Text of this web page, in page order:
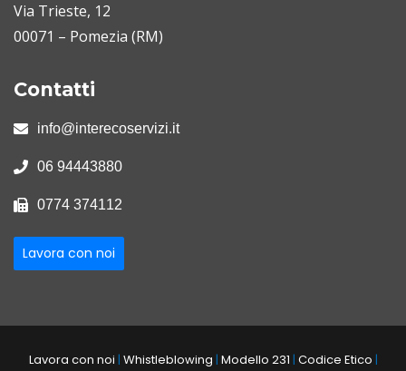
Via Trieste, 12
00071 – Pomezia (RM)
Contatti
info@interecoservizi.it
06 94443880
0774 374112
Lavora con noi
Lavora con noi | Whistleblowing | Modello 231 | Codice Etico |